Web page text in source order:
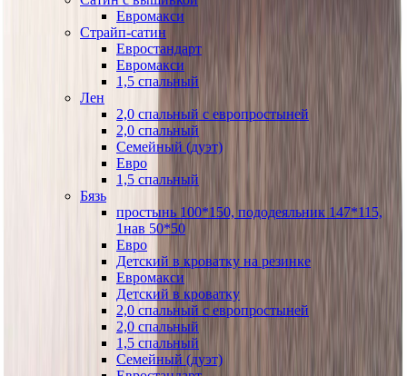
Евромакси
Страйп-сатин
Евростандарт
Евромакси
1,5 спальный
Лен
2,0 спальный с европростыней
2,0 спальный
Семейный (дуэт)
Евро
1,5 спальный
Бязь
простынь 100*150, пододеяльник 147*115,
1нав 50*50
Евро
Детский в кроватку на резинке
Евромакси
Детский в кроватку
2,0 спальный с европростыней
2,0 спальный
1,5 спальный
Семейный (дуэт)